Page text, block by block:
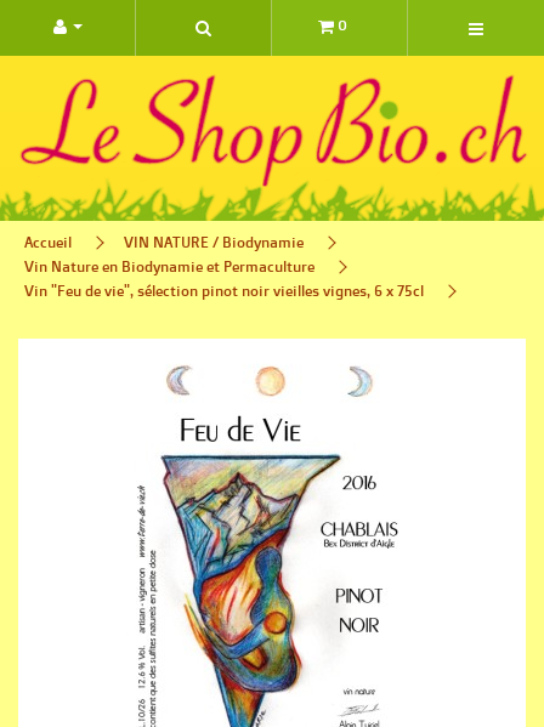
0
Accueil
VIN NATURE / Biodynamie
Vin Nature en Biodynamie et Permaculture
Vin "Feu de vie", sélection pinot noir vieilles vignes, 6 x 75cl